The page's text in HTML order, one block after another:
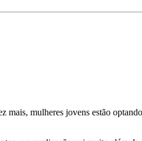
mais, mulheres jovens estão